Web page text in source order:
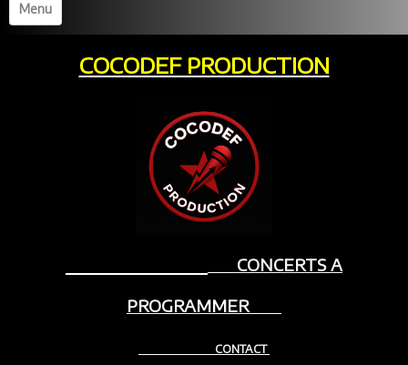
Menu
Accueil
Services▼
Références
Labellisation
Contact
COCODEF PRODUCTION
CONCERTS A
PROGRAMMER
CONTACT